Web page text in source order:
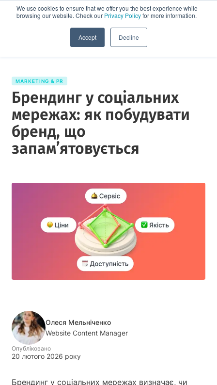
We use cookies to ensure that we offer you the best experience while
browsing our website. Check our Privacy Policyfor more information.
Accept Decline
Спробувати демо
MARKETING & PR
Брендинг у соціальних
мережах: як побудувати
бренд, що
запам’ятовується
Олеся Мельніченко
Website Content Manager
Опубліковано
20 лютого 2026 року
Брендинг у соціальних мережах визначає, чи